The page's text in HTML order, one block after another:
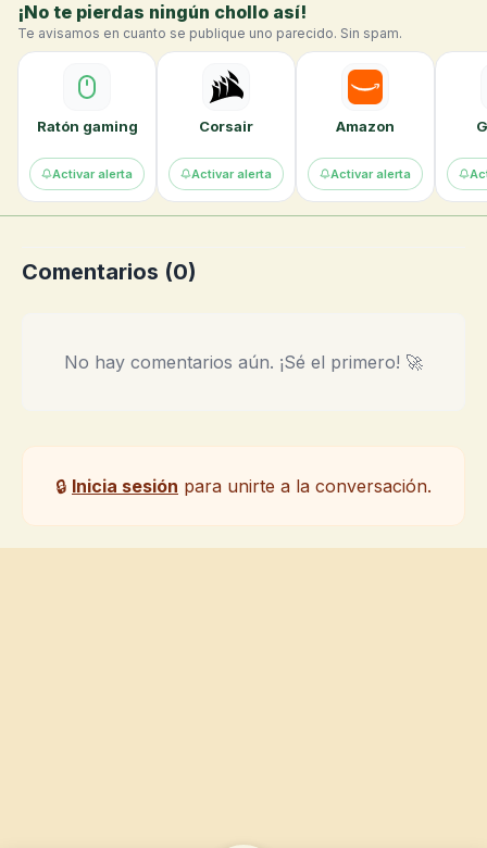
¡No te pierdas ningún chollo así!
Te avisamos en cuanto se publique uno parecido. Sin spam.
Ratón gaming
Activar alerta
Corsair
Activar alerta
Amazon
Activar alerta
Comentarios (0)
No hay comentarios aún. ¡Sé el primero! 🚀
🔒 Inicia sesión para unirte a la conversación.